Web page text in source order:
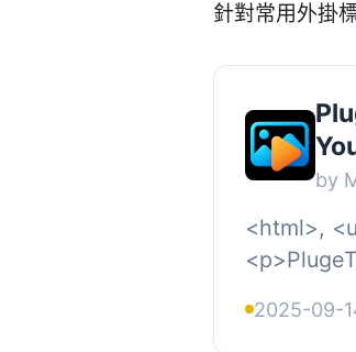
針對常用外掛
by
<html>,
2025-09-